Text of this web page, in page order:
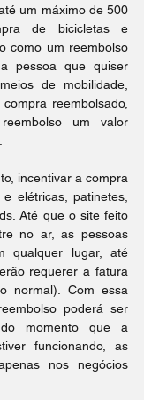
um máximo de 500
de bicicletas e
como um reembolso
pessoa que quiser
de mobilidade,
reembolsado,
um valor
incentivar a compra
elétricas, patinetes,
Até que o site feito
no ar, as pessoas
qualquer lugar, até
requerer a fatura
normal). Com essa
poderá ser
momento que a
funcionando, as
nos negócios